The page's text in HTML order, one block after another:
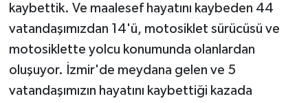
kaybettik. Ve maalesef hayatını kaybeden 44
vatandaşımızdan 14'ü, motosiklet sürücüsü ve
motosiklette yolcu konumunda olanlardan
oluşuyor. İzmir'de meydana gelen ve 5
vatandaşımızın hayatını kaybettiği kazada